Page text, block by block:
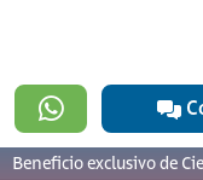
Beneficio exclusivo de